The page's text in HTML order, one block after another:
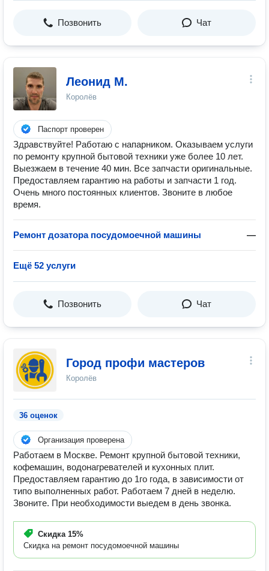
Позвонить Чат
Леонид М.
Королёв
Паспорт проверен
Здравствуйте! Работаю с напарником. Оказываем услуги
по ремонту крупной бытовой техники уже более 10 лет.
Выезжаем в течение 40 мин. Все запчасти оригинальные.
Предоставляем гарантию на работы и запчасти 1 год.
Очень много постоянных клиентов. Звоните в любое
время.
Ремонт дозатора посудомоечной машины —
Ещё 52 услуги
Позвонить Чат
Город профи мастеров
Королёв
36 оценок
Организация проверена
Работаем в Москве. Ремонт крупной бытовой техники,
кофемашин, водонагревателей и кухонных плит.
Предоставляем гарантию до 1го года, в зависимости от
типо выполненных работ. Работаем 7 дней в неделю.
Звоните. При необходимости выедем в день звонка.
Скидка 15%
Скидка на ремонт посудомоечной машины